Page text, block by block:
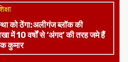
को ठेंगा:अलीगंज ब्लॉक की
में 10 वर्षों से ‘अंगद’ की तरह जमे हैं
कुमार